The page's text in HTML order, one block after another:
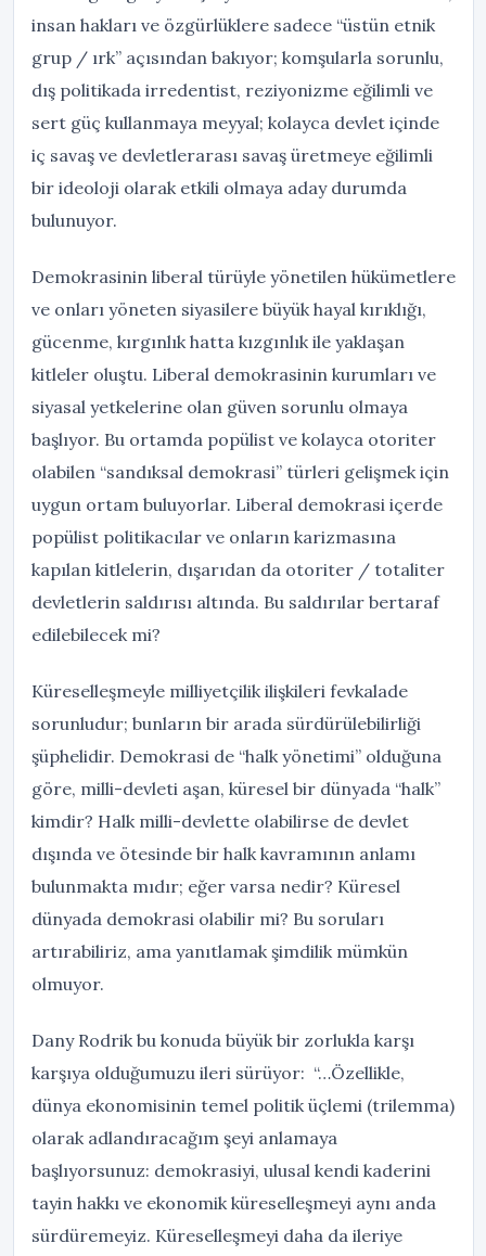
insan hakları ve özgürlüklere sadece “üstün etnik
grup / ırk” açısından bakıyor; komşularla sorunlu,
dış politikada irredentist, reziyonizme eğilimli ve
sert güç kullanmaya meyyal; kolayca devlet içinde
iç savaş ve devletlerarası savaş üretmeye eğilimli
bir ideoloji olarak etkili olmaya aday durumda
bulunuyor.
Demokrasinin liberal türüyle yönetilen hükümetlere
ve onları yöneten siyasilere büyük hayal kırıklığı,
gücenme, kırgınlık hatta kızgınlık ile yaklaşan
kitleler oluştu. Liberal demokrasinin kurumları ve
siyasal yetkelerine olan güven sorunlu olmaya
başlıyor. Bu ortamda popülist ve kolayca otoriter
olabilen “sandıksal demokrasi” türleri gelişmek için
uygun ortam buluyorlar. Liberal demokrasi içerde
popülist politikacılar ve onların karizmasına
kapılan kitlelerin, dışarıdan da otoriter / totaliter
devletlerin saldırısı altında. Bu saldırılar bertaraf
edilebilecek mi?
Küreselleşmeyle milliyetçilik ilişkileri fevkalade
sorunludur; bunların bir arada sürdürülebilirliği
şüphelidir. Demokrasi de “halk yönetimi” olduğuna
göre, milli-devleti aşan, küresel bir dünyada “halk”
kimdir? Halk milli-devlette olabilirse de devlet
dışında ve ötesinde bir halk kavramının anlamı
bulunmakta mıdır; eğer varsa nedir? Küresel
dünyada demokrasi olabilir mi? Bu soruları
artırabiliriz, ama yanıtlamak şimdilik mümkün
olmuyor.
Dany Rodrik bu konuda büyük bir zorlukla karşı
karşıya olduğumuzu ileri sürüyor: “…Özellikle,
dünya ekonomisinin temel politik üçlemi (trilemma)
olarak adlandıracağım şeyi anlamaya
başlıyorsunuz: demokrasiyi, ulusal kendi kaderini
tayin hakkı ve ekonomik küreselleşmeyi aynı anda
sürdüremeyiz. Küreselleşmeyi daha da ileriye